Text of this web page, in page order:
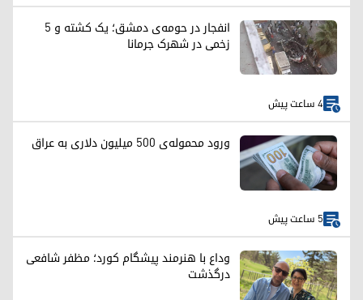
انفجار در حومه‌ی دمشق؛ یک کشته و ۵
زخمی در شهرک جرمانا
4 ساعت پیش
ورود محموله‌ی ۵۰۰ میلیون دلاری به عراق
5 ساعت پیش
وداع با هنرمند پیشگام کورد؛ مظفر شافعی
درگذشت